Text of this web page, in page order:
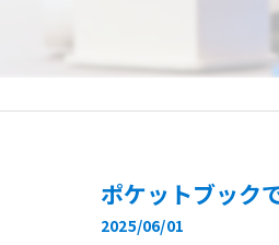
ポケットブック
2025/06/01